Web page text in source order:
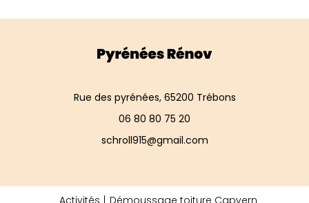
Rue des pyrénées, 65200 Trébons
06 80 80 75 20
schroll915@gmail.com
Activités Démoussage toiture Capvern